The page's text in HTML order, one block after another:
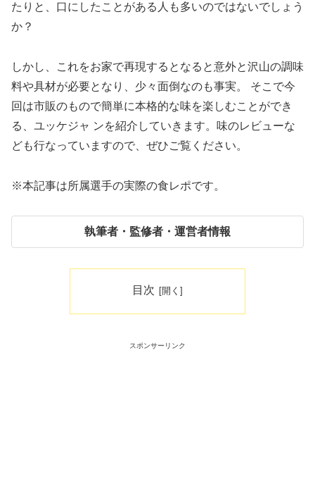
たりと、口にしたことがある人も多いのではないでしょう
か？
しかし、これをお家で再現するとなると意外と沢山の調味
料や具材が必要となり、少々面倒なのも事実。 そこで今
回は市販のもので簡単に本格的な味を楽しむことができ
る、ユッケジャ ンを紹介していきます。味のレビューな
ども行なっていますので、ぜひご覧ください。
※本記事は所属選手の実際の食レポです。
執筆者・監修者・運営者情報
目次
スポンサーリンク